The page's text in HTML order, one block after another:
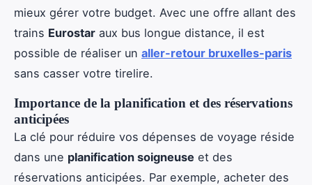
mieux gérer votre budget. Avec une offre allant des
trains Eurostar aux bus longue distance, il est
possible de réaliser un aller-retour bruxelles-paris
sans casser votre tirelire.
Importance de la planification et des réservations
anticipées
La clé pour réduire vos dépenses de voyage réside
dans une planification soigneuse et des
réservations anticipées. Par exemple, acheter des